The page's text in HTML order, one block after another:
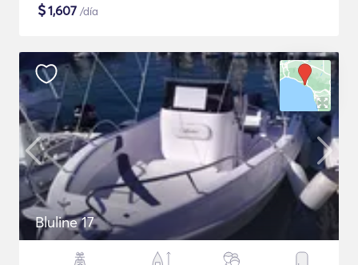
$1,607 /día
Bluline 17